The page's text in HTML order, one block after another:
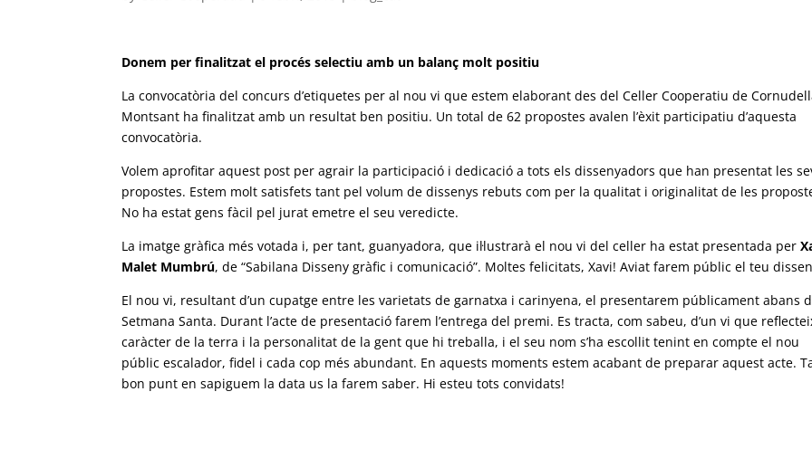
Donem per finalitzat el procés selectiu amb un balanç molt positiu
La convocatòria del concurs d’etiquetes per al nou vi que estem elaborant des del Celler Cooperatiu de
Montsant ha finalitzat amb un resultat ben positiu. Un total de 62 propostes avalen l’èxit participatiu d’aquesta
convocatòria.
Volem aprofitar aquest post per agrair la participació i dedicació a tots els dissenyadors que han presentat les
propostes. Estem molt satisfets tant pel volum de dissenys rebuts com per la qualitat i originalitat de les
No ha estat gens fàcil pel jurat emetre el seu veredicte.
La imatge gràfica més votada i, per tant, guanyadora, que il·lustrarà el nou vi del celler ha estat presentada per
Malet Mumbrú, de “Sabilana Disseny gràfic i comunicació”. Moltes felicitats, Xavi! Aviat farem públic el teu
El nou vi, resultant d’un cupatge entre les varietats de garnatxa i carinyena, el presentarem públicament abans
Setmana Santa. Durant l’acte de presentació farem l’entrega del premi. Es tracta, com sabeu, d’un vi que
caràcter de la terra i la personalitat de la gent que hi treballa, i el seu nom s’ha escollit tenint en compte el nou
públic escalador, fidel i cada cop més abundant. En aquests moments estem acabant de preparar aquest acte.
bon punt en sapiguem la data us la farem saber. Hi esteu tots convidats!